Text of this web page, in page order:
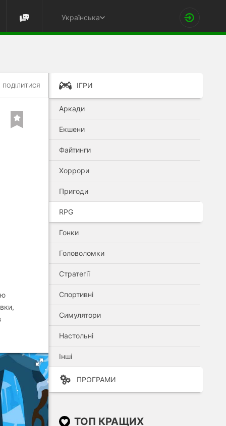
Українська
ПОДІЛИТИСЯ ІГРИ
Аркади
Екшени
Файтинги
Хоррори
Пригоди
RPG
Гонки
Головоломки
Стратегії
Спортивні
Симулятори
Настольні
Інші
ПРОГРАМИ
ТОП КРАЩИХ